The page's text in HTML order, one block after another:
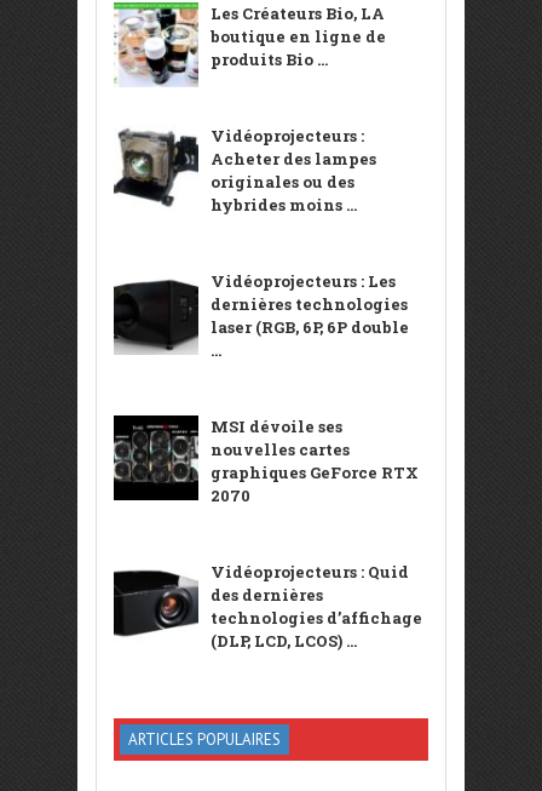
Les Créateurs Bio, LA
boutique en ligne de
produits Bio ...
Vidéoprojecteurs :
Acheter des lampes
originales ou des
hybrides moins ...
Vidéoprojecteurs : Les
dernières technologies
laser (RGB, 6P, 6P double
...
MSI dévoile ses
nouvelles cartes
graphiques GeForce RTX
2070
Vidéoprojecteurs : Quid
des dernières
technologies d’affichage
(DLP, LCD, LCOS) ...
ARTICLES POPULAIRES